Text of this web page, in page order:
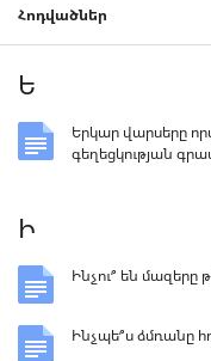
Հոդվածներ
Ե
Երկար վարսերը
գեղեցկության
Ի
Ինչու՞ են մազերը
Ինչպե՞ս ձմռանը